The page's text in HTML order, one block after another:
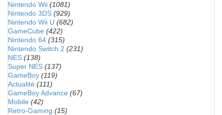
Nintendo Wii (1081)
Nintendo 3DS (929)
Nintendo Wii U (682)
GameCube (422)
Nintendo 64 (315)
Nintendo Switch 2 (231)
NES (138)
Super NES (137)
GameBoy (119)
Actualité (111)
GameBoy Advance (67)
Mobile (42)
Retro-Gaming (15)